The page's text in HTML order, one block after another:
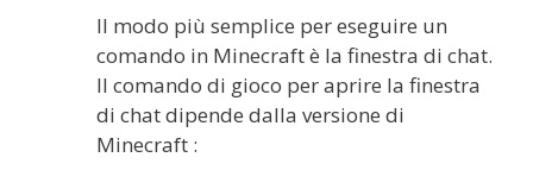
Il modo più semplice per eseguire un
comando in Minecraft è la finestra di chat.
Il comando di gioco per aprire la finestra
di chat dipende dalla versione di
Minecraft :